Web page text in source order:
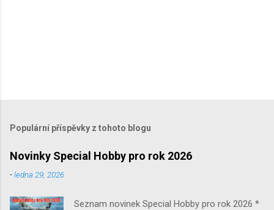
Populární příspěvky z tohoto blogu
Novinky Special Hobby pro rok 2026
-ledna 29, 2026
Seznam novinek Special Hobby pro rok 2026 *